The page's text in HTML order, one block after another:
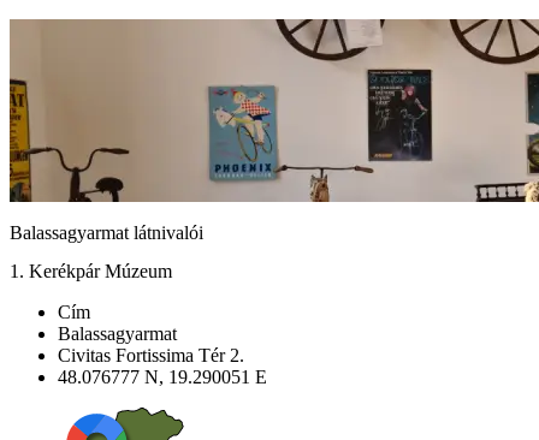
Balassagyarmat látnivalói
1. Kerékpár Múzeum
Cím
Balassagyarmat
Civitas Fortissima Tér 2.
48.076777 N, 19.290051 E